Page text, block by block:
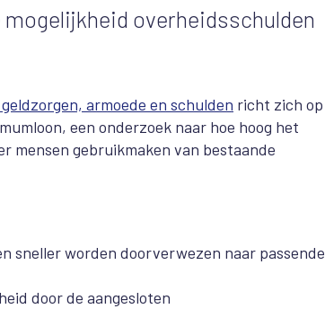
overheidsschulden
armoede en schulden richt zich op
een onderzoek naar hoe hoog het
mensen gebruikmaken van bestaande
sneller worden doorverwezen naar passende
door de aangesloten